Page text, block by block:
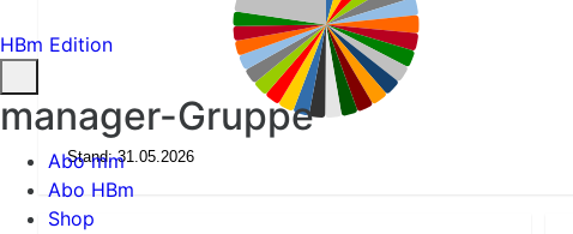
Stand: 31.05.2026
HBm Edition
manager-Gruppe
Abo mm
Abo HBm
Shop